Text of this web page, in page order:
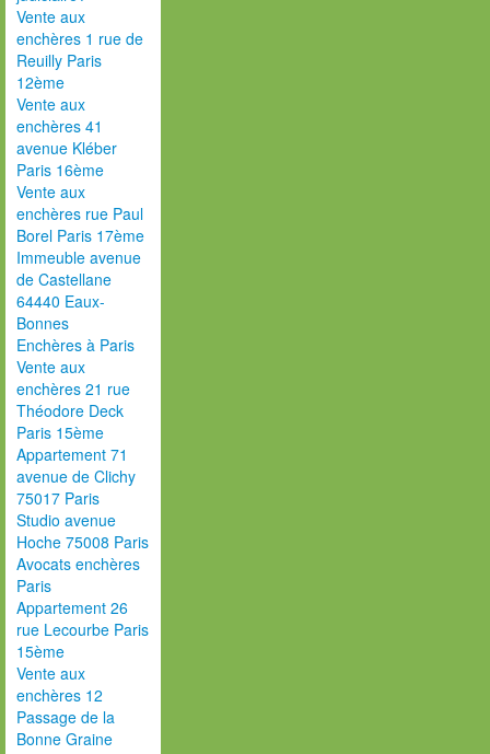
Vente aux
enchères 1 rue de
Reuilly Paris
12ème
Vente aux
enchères 41
avenue Kléber
Paris 16ème
Vente aux
enchères rue Paul
Borel Paris 17ème
Immeuble avenue
de Castellane
64440 Eaux-
Bonnes
Enchères à Paris
Vente aux
enchères 21 rue
Théodore Deck
Paris 15ème
Appartement 71
avenue de Clichy
75017 Paris
Studio avenue
Hoche 75008 Paris
Avocats enchères
Paris
Appartement 26
rue Lecourbe Paris
15ème
Vente aux
enchères 12
Passage de la
Bonne Graine